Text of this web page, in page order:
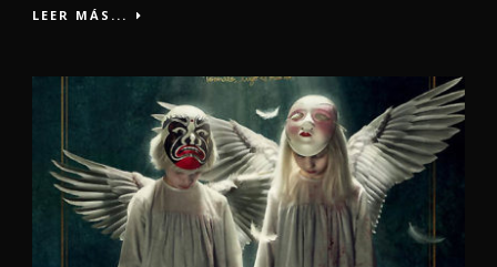
LEER MÁS...